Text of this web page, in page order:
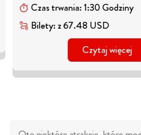
Czas trwania:1:30Godziny
Bilety:z67.48 USD
Czytaj więcej